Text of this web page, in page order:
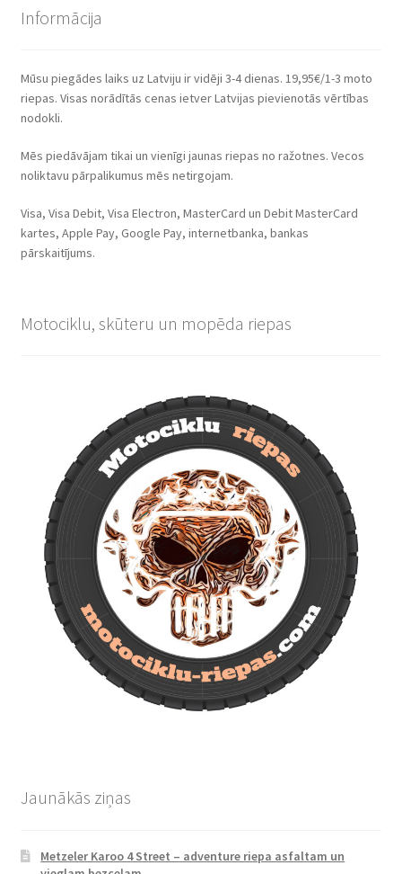
Informācija
Mūsu piegādes laiks uz Latviju ir vidēji 3-4 dienas. 19,95€/1-3 moto
riepas. Visas norādītās cenas ietver Latvijas pievienotās vērtības
nodokli.
Mēs piedāvājam tikai un vienīgi jaunas riepas no ražotnes. Vecos
noliktavu pārpalikumus mēs netirgojam.
Visa, Visa Debit, Visa Electron, MasterCard un Debit MasterCard
kartes, Apple Pay, Google Pay, internetbanka, bankas
pārskaitījums.
Motociklu, skūteru un mopēda riepas
Jaunākās ziņas
Metzeler Karoo 4 Street – adventure riepa asfaltam un